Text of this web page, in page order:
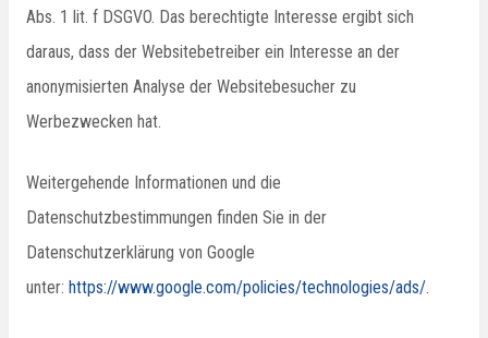
Abs. 1 lit. f DSGVO. Das berechtigte Interesse ergibt sich
daraus, dass der Websitebetreiber ein Interesse an der
anonymisierten Analyse der Websitebesucher zu
Werbezwecken hat.
Weitergehende Informationen und die
Datenschutzbestimmungen finden Sie in der
Datenschutzerklärung von Google
unter: https://www.google.com/policies/technologies/ads/